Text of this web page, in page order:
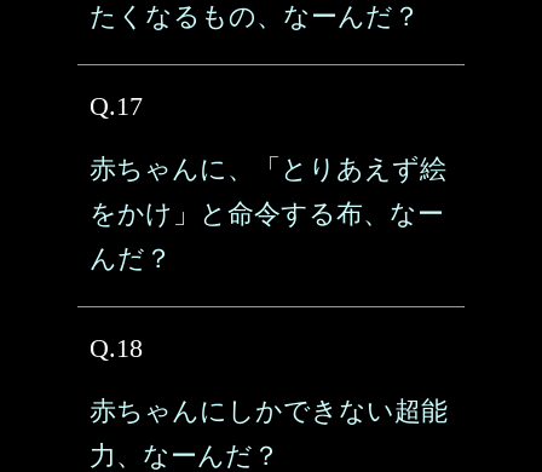
たくなるもの、なーんだ？
Q.17
赤ちゃんに、「とりあえず絵
をかけ」と命令する布、なー
んだ？
Q.18
赤ちゃんにしかできない超能
力、なーんだ？